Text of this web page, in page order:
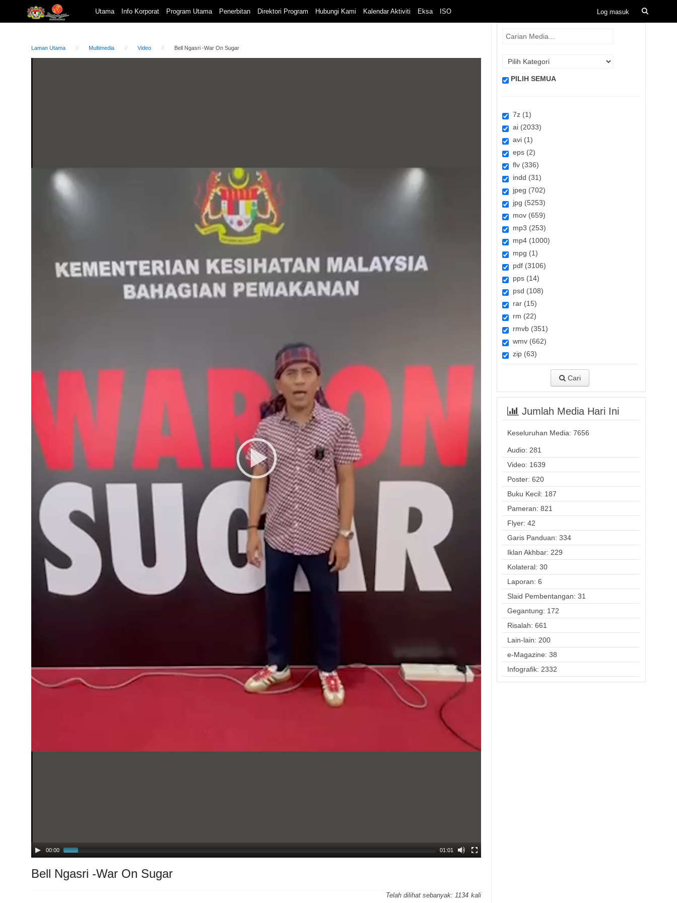
Utama Info Korporat Program Utama Penerbitan Direktori Program Hubungi Kami Kalendar Aktiviti Eksa ISO
Laman Utama Multimedia Video Bell Ngasri -War On Sugar
00:00 01:01
Bell Ngasri -War On Sugar
Telah dilihat sebanyak: 1134
PILIH SEMUA
7z (1)
ai (2033)
avi (1)
eps (2)
flv (336)
indd (31)
jpeg (702)
jpg (5253)
mov (659)
mp3 (253)
mp4 (1000)
mpg (1)
pdf (3106)
pps (14)
psd (108)
rar (15)
rm (22)
rmvb (351)
wmv (662)
zip (63)
Cari
Jumlah Media Hari Ini
Keseluruhan Media: 7656
Audio: 281
Video: 1639
Poster: 620
Buku Kecil: 187
Pameran: 821
Flyer: 42
Garis Panduan: 334
Iklan Akhbar: 229
Kolateral: 30
Laporan: 6
Slaid Pembentangan: 31
Gegantung: 172
Risalah: 661
Lain-lain: 200
e-Magazine: 38
Infografik: 2332